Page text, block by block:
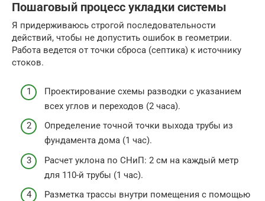
Пошаговый процесс укладки системы
Я придерживаюсь строгой последовательности
действий, чтобы не допустить ошибок в геометрии.
Работа ведется от точки сброса (септика) к источнику
стоков.
Проектирование схемы разводки с указанием
всех углов и переходов (2 часа).
Определение точной точки выхода трубы из
фундамента дома (1 час).
Расчет уклона по СНиП: 2 см на каждый метр
для 110-й трубы (1 час).
Разметка трассы внутри помещения с помощью